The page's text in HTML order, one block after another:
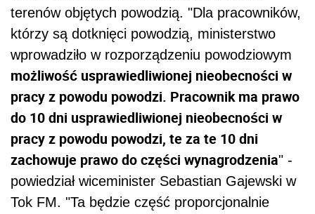
terenów objętych powodzią. "Dla pracowników,
którzy są dotknięci powodzią, ministerstwo
wprowadziło w rozporządzeniu powodziowym
możliwość usprawiedliwionej nieobecności w
pracy z powodu powodzi. Pracownik ma prawo
do 10 dni usprawiedliwionej nieobecności w
pracy z powodu powodzi, te za te 10 dni
zachowuje prawo do części wynagrodzenia" -
powiedział wiceminister Sebastian Gajewski w
Tok FM. "Ta będzie część proporcjonalnie